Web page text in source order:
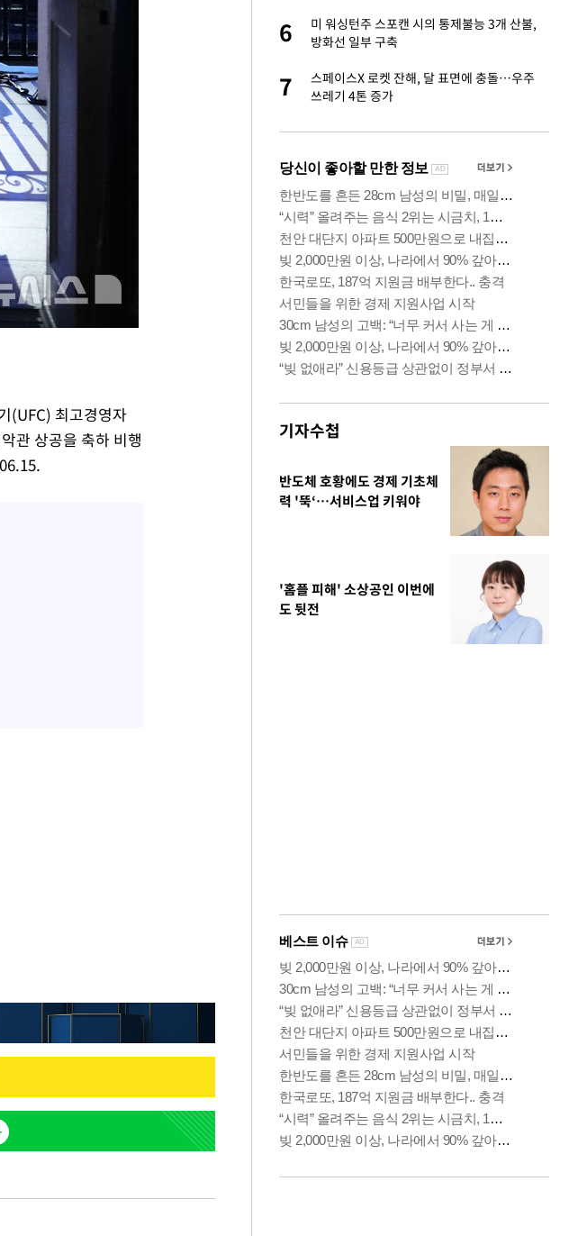
(UFC) 최고경영자
관 상공을 축하 비행
6 최준희, 또 성형수술 예고 "짝짝이 눈 탈출"
7
들었다"…형소법 개정에 격한 반응
6
미 워싱턴주 스포캔 시의 통제불능 3개 산불,
방화선 일부 구축
7
스페이스X 로켓 잔해, 달 표면에 충돌…우주
쓰레기 4톤 증가
기자수첩
반도체 호황에도 경제 기초체
력 '뚝‘…서비스업 키워야
'홈플 피해' 소상공인 이번에
도 뒷전